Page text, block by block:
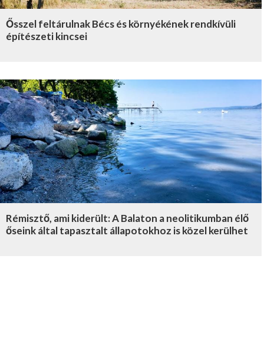
Ősszel feltárulnak Bécs és környékének rendkívüli
építészeti kincsei
Rémisztő, ami kiderült: A Balaton a neolitikumban élő
őseink által tapasztalt állapotokhoz is közel kerülhet